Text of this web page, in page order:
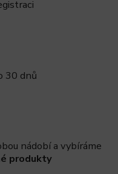
30 dnů
nádobí a vybíráme
produkty